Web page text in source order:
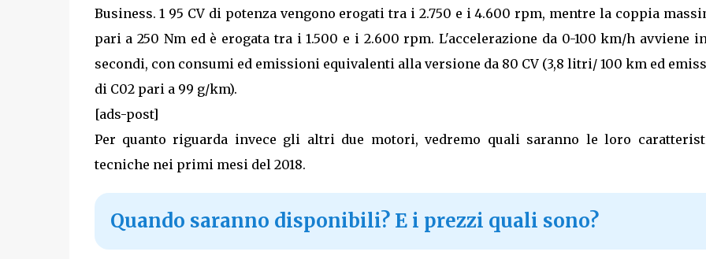
Business. 1 95 CV di potenza vengono erogati tra i 2.750 e i 4.600 rpm, mentre la coppia
pari a 250 Nm ed è erogata tra i 1.500 e i 2.600 rpm. L'accelerazione da 0-100 km/h avviene in
secondi, con consumi ed emissioni equivalenti alla versione da 80 CV (3,8 litri/ 100 km ed
di C02 pari a 99 g/km).
[ads-post]
Per quanto riguarda invece gli altri due motori, vedremo quali saranno le loro
tecniche nei primi mesi del 2018.
Quando saranno disponibili? E i prezzi quali sono?